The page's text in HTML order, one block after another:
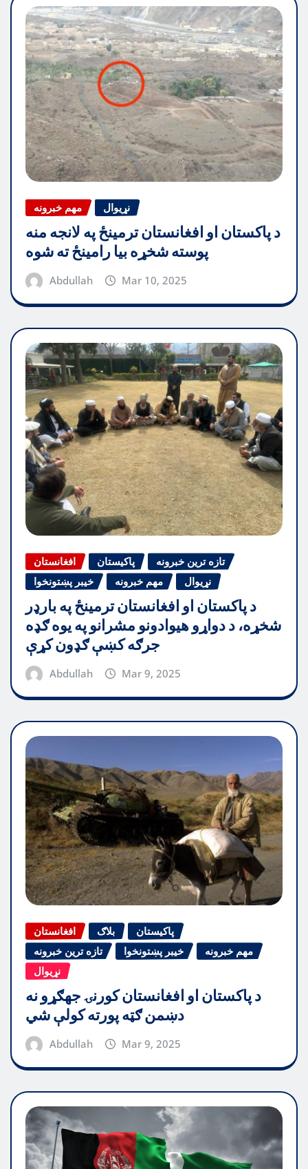
مهم خبرونه نړیوال
د پاکستان او افغانستان ترمینځ په لانجه منه
پوسته شخړه بیا رامینځ ته شوه
Abdullah Mar 10, 2025
افغانستان پاکیستان
تازه ترین خبرونه
خیبر پښتونخوا
مهم خبرونه نړیوال
د پاکستان او افغانستان ترمینځ په بارډر
شخړه، د دواړو هیوادونو مشرانو په یوه ګډه
جرګه کښې ګډون کړې
Abdullah Mar 9, 2025
افغانستان بلاګ
پاکیستان
تازه ترین خبرونه
خیبر پښتونخوا
مهم خبرونه
نړیوال
د پاکستان او افغانستان کورنۍ جهګړو نه
دښمن ګټه پورته کولې شي
Abdullah Mar 9, 2025